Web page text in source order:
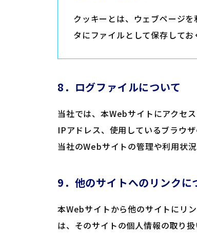
クッキーとは、ウェブページ
タにファイルとして保存してお
8．ログファイルについて
当社では、本Webサイトにアクセ
IPアドレス、使用しているブラウ
当社のWebサイトの管理や利用状
9．他のサイトへのリンクに
本Webサイトから他のサイトにリ
は、そのサイトの個人情報の取り